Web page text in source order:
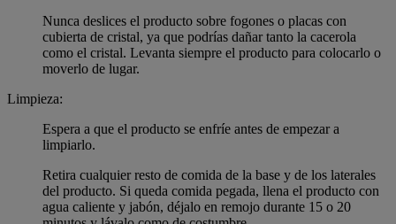
Nunca deslices el producto sobre fogones o placas con
cubierta de cristal, ya que podrías dañar tanto la cacerola
como el cristal. Levanta siempre el producto para colocarlo o
moverlo de lugar.
Limpieza:
Espera a que el producto se enfríe antes de empezar a
limpiarlo.
Retira cualquier resto de comida de la base y de los laterales
del producto. Si queda comida pegada, llena el producto con
agua caliente y jabón, déjalo en remojo durante 15 o 20